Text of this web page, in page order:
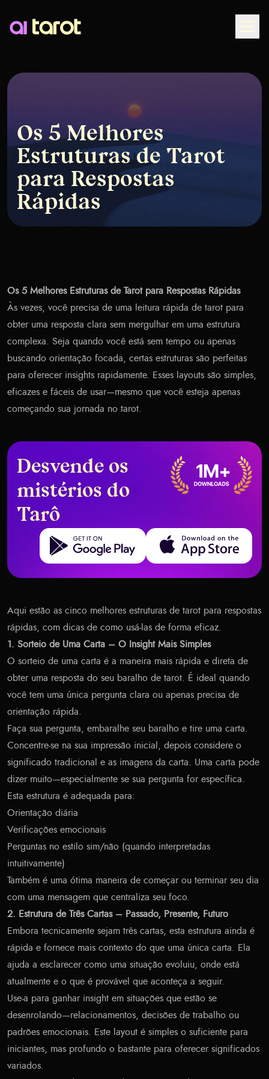
Os 5 Melhores
Estruturas de Tarot
para Respostas
Rápidas
Os 5 Melhores Estruturas de Tarot para Respostas Rápidas
Às vezes, você precisa de uma leitura rápida de tarot para
obter uma resposta clara sem mergulhar em uma estrutura
complexa. Seja quando você está sem tempo ou apenas
buscando orientação focada, certas estruturas são perfeitas
para oferecer insights rapidamente. Esses layouts são simples,
eficazes e fáceis de usar—mesmo que você esteja apenas
começando sua jornada no tarot.
Desvende os
mistérios do
Tarô
Get it on Google Play Download on the App Store
Aqui estão as cinco melhores estruturas de tarot para respostas
rápidas, com dicas de como usá-las de forma eficaz.
1. Sorteio de Uma Carta – O Insight Mais Simples
O sorteio de uma carta é a maneira mais rápida e direta de
obter uma resposta do seu baralho de tarot. É ideal quando
você tem uma única pergunta clara ou apenas precisa de
orientação rápida.
Faça sua pergunta, embaralhe seu baralho e tire uma carta.
Concentre-se na sua impressão inicial, depois considere o
significado tradicional e as imagens da carta. Uma carta pode
dizer muito—especialmente se sua pergunta for específica.
Esta estrutura é adequada para:
Orientação diária
Verificações emocionais
Perguntas no estilo sim/não (quando interpretadas
intuitivamente)
Também é uma ótima maneira de começar ou terminar seu dia
com uma mensagem que centraliza seu foco.
2. Estrutura de Três Cartas – Passado, Presente, Futuro
Embora tecnicamente sejam três cartas, esta estrutura ainda é
rápida e fornece mais contexto do que uma única carta. Ela
ajuda a esclarecer como uma situação evoluiu, onde está
atualmente e o que é provável que aconteça a seguir.
Use-a para ganhar insight em situações que estão se
desenrolando—relacionamentos, decisões de trabalho ou
padrões emocionais. Este layout é simples o suficiente para
iniciantes, mas profundo o bastante para oferecer significados
variados.